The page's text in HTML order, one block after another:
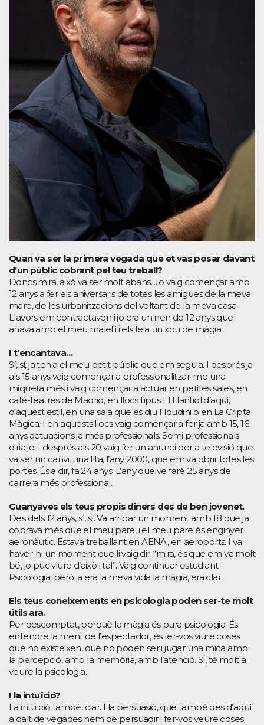
Quan va ser la primera vegada que et vas posar davant
d’un públic cobrant pel teu treball?
Doncs mira, això va ser molt abans. Jo vaig començar amb
12 anys a fer els aniversaris de totes les amigues de la meva
mare, de les urbanitzacions del voltant de la meva casa.
Llavors em contractaven i jo era un nen de 12 anys que
anava amb el meu maletí i els feia un xou de màgia.
I t’encantava…
Sí, sí, ja tenia el meu petit públic que em seguia. I després ja
als 15 anys vaig començar a professionalitzar-me una
miqueta més i vaig començar a actuar en petites sales, en
cafè-teatres de Madrid, en llocs tipus El Llantiol d’aquí,
d’aquest estil, en una sala que es diu Houdini o en La Cripta
Màgica. I en aquests llocs vaig començar a fer ja amb 15, 16
anys actuacions ja més professionals. Semi professionals
diria jo. I després als 20 vaig fer un anunci per a televisió que
va ser un canvi, una fita, l’any 2000, que em va obrir totes les
portes. És a dir, fa 24 anys. L’any que ve faré 25 anys de
carrera més professional.
Guanyaves els teus propis diners des de ben jovenet.
Des dels 12 anys, sí, sí. Va arribar un moment amb 18 que ja
cobrava més que el meu pare, i el meu pare és enginyer
aeronàutic. Estava treballant en AENA, en aeroports. I va
haver-hi un moment que li vaig dir: “mira, és que em va molt
bé, jo puc viure d’això i tal”. Vaig continuar estudiant
Psicologia, però ja era la meva vida la màgia, era clar.
Els teus coneixements en psicologia poden ser-te molt
útils ara.
Per descomptat, perquè la màgia és pura psicologia. És
entendre la ment de l’espectador, és fer-vos viure coses
que no existeixen, que no poden ser i jugar una mica amb
la percepció, amb la memòria, amb l’atenció. Sí, té molt a
veure la psicologia.
I la intuïció?
La intuïció també, clar. I la persuasió, que també des d’aquí
a dalt de vegades hem de persuadir i fer-vos veure coses